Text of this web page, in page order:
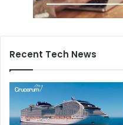
Recent Tech News